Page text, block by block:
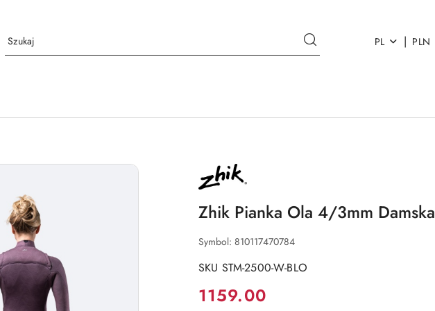
PL | PLN
NAZWA
PRODUCENTA:
ZHIK
Zhik Pianka Ola 4/3mm Damska
Symbol: 810117470784
SKU STM-2500-W-BLO
Cena:
1159.00